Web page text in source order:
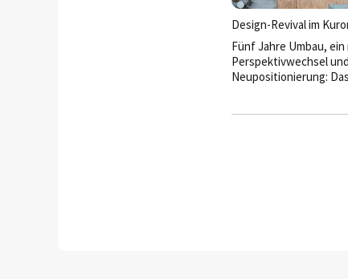
Design-Revival im
Fünf Jahre Umbau, ein
Perspektivwechsel
Neu­positionierung: